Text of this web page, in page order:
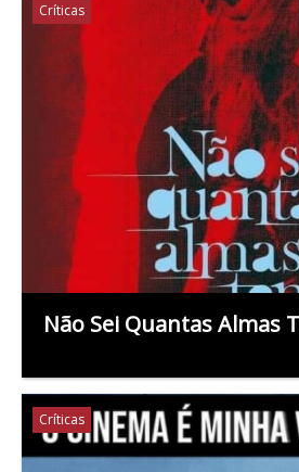
Críticas
Não Sei Quantas Almas
Críticas